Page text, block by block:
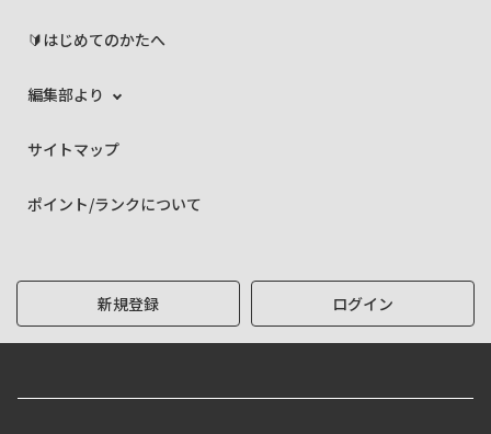
🔰はじめてのかたへ
編集部より
サイトマップ
ポイント/ランクについて
新規登録 ログイン